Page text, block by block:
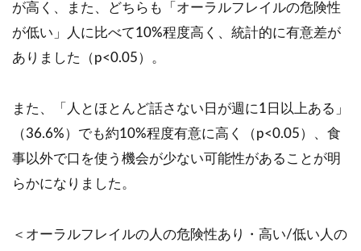
が高く、また、どちらも「オーラルフレイルの危険性
が低い」人に比べて10%程度高く、統計的に有意差が
ありました（p<0.05）。
また、「人とほとんど話さない日が週に1日以上ある」
（36.6%）でも約10%程度有意に高く（p<0.05）、食
事以外で口を使う機会が少ない可能性があることが明
らかになりました。
＜オーラルフレイルの人の危険性あり・高い/低い人の